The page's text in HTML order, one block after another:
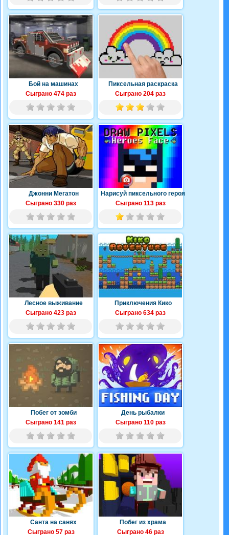
Бой на машинах
Сыграно 474 раз
Пиксельная раскраска
Сыграно 204 раз
Джонни Мегатон
Сыграно 330 раз
Нарисуй пиксельного героя
Сыграно 113 раз
Лесное выживание
Сыграно 423 раз
Приключения Кико
Сыграно 634 раз
Побег от зомби
Сыграно 141 раз
День рыбалки
Сыграно 110 раз
Санта на санях
Сыграно 57 раз
Побег из храма
Сыграно 46 раз